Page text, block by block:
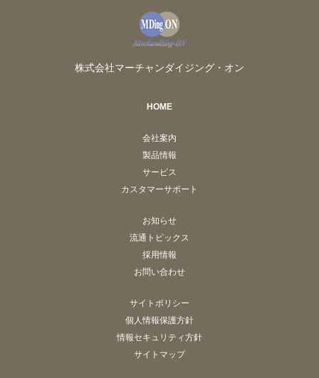
株式会社マーチャンダイジング・オン
HOME
会社案内
製品情報
サービス
カスタマーサポート
お知らせ
流通トピックス
採用情報
お問い合わせ
サイトポリシー
個人情報保護方針
情報セキュリティ方針
サイトマップ